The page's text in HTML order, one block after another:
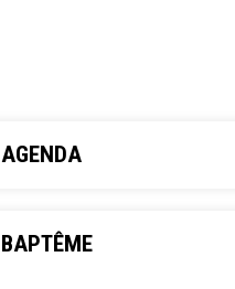
AGENDA
BAPTÊME